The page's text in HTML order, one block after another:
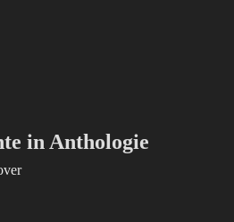
in Anthologie